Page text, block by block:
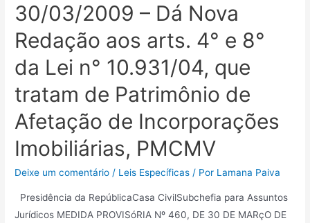
30/03/2009 – Dá Nova
Redação aos arts. 4° e 8°
da Lei n° 10.931/04, que
tratam de Patrimônio de
Afetação de Incorporações
Imobiliárias, PMCMV
Deixe um comentário / Leis Específicas / Por Lamana Paiva
Presidência da RepúblicaCasa CivilSubchefia para Assuntos
Jurídicos MEDIDA PROVISóRIA Nº 460, DE 30 DE MARçO DE